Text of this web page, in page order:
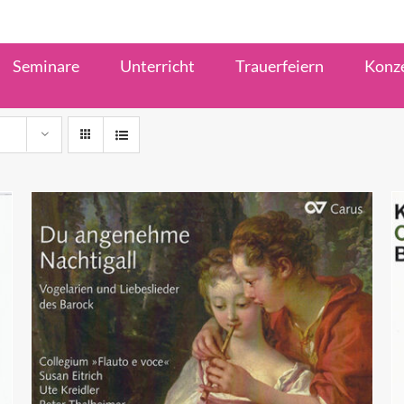
Seminare Unterricht Trauerfeiern
ZUM HÄNDLER / QUICK VIEW